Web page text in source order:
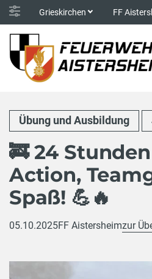
Grieskirchen FF
Übung und Ausbildung
🚒 24
Action,
Spaß! 💪🔥
05.10.2025FF Aistersheimzur